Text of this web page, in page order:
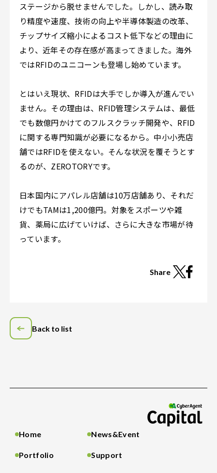
ステージから脱せませんでした。しかし、読み取
り精度や速度、技術の向上や半導体製造の改革、
チップサイズ縮小によるコスト低下などの理由に
より、近年その存在感が高まってきました。海外
ではRFIDのユニコーンも登場し始めています。
とはいえ現状、RFIDは大手でしか導入が進んでい
ません。その理由は、RFID管理システムは、最低
でも数億円かけてのフルスクラッチ開発や、RFID
に関する専門知識が必要になるから。中小小売店
舗ではRFIDを使えない。そんな状況を覆そうとす
るのが、ZEROTORYです。
日本国内にアパレル店舗は10万店舗あり、それだ
けでもTAMは1,200億円。対象をスポーツや雑
貨、薬局に広げていけば、さらに大きな市場が待
っています。
Share
Back to list
Home
Portfolio
News&Event
Support